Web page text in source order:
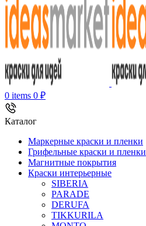
0 items 0 ₽
Каталог
Маркерные краски и пленки
Грифельные краски и пленки
Магнитные покрытия
Краски интерьерные
SIBERIA
PARADE
DERUFA
TIKKURILA